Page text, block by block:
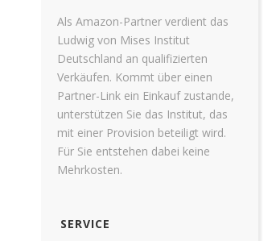
Als Amazon-Partner verdient das
Ludwig von Mises Institut
Deutschland an qualifizierten
Verkäufen. Kommt über einen
Partner-Link ein Einkauf zustande,
unterstützen Sie das Institut, das
mit einer Provision beteiligt wird.
Für Sie entstehen dabei keine
Mehrkosten.
SERVICE